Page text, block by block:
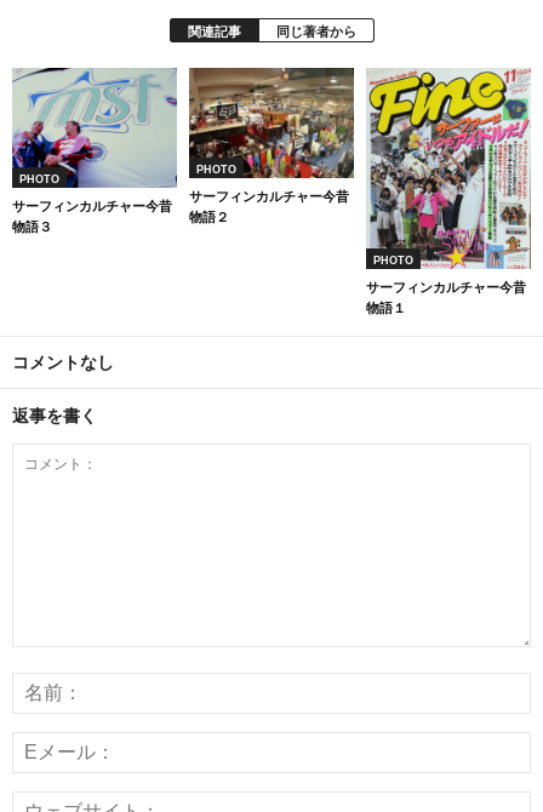
関連記事 同じ著者から
PHOTO
サーフィンカルチャー今昔
物語３
PHOTO
サーフィンカルチャー今昔
物語２
PHOTO
サーフィンカルチャー今昔
物語１
コメントなし
返事を書く